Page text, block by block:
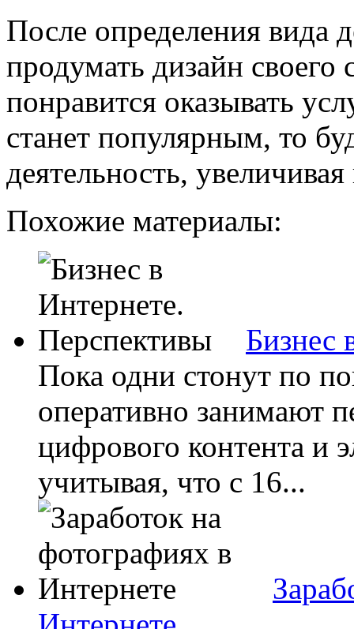
После определения вида
продумать дизайн своего
понравится оказывать
станет популярным, то
деятельность,
Похожие материалы:
Бизнес
Пока одни стонут по
оперативно занимают
цифрового контента и
учитывая, что с 16...